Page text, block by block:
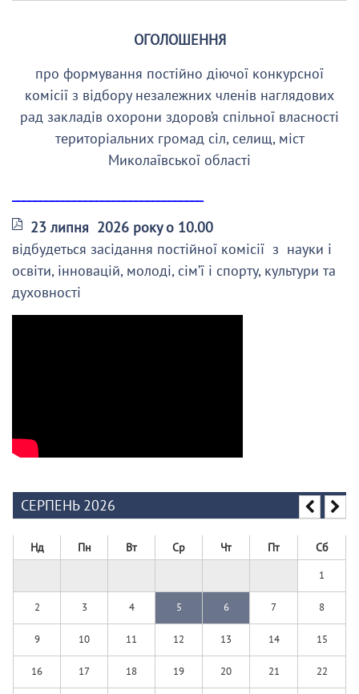
ОГОЛОШЕННЯ
про формування постійно діючої конкурсної
комісії з відбору незалежних членів наглядових
рад закладів охорони здоров’я спільної власності
територіальних громад сіл, селищ, міст
Миколаївської області
23 липня 2026 року о 10.00
відбудеться засідання постійної комісії з науки і
освіти, інновацій, молоді, сім’ї і спорту, культури та
духовності
СЕРПЕНЬ 2026
Нд Пн Вт Ср Чт Пт Сб
1
2 3 4 5 6 7 8
9 10 11 12 13 14 15
16 17 18 19 20 21 22